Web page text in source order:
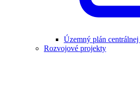
Územný plán
Rozvojové projekty